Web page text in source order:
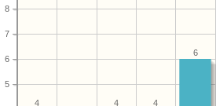
5
6
7
8
6
4
4
4